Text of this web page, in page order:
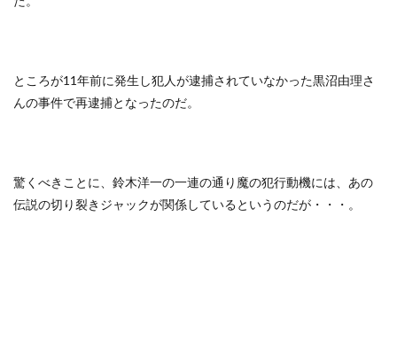
ところが11年前に発生し犯人が逮捕されていなかった黒沼由理さ
んの事件で再逮捕となったのだ。
驚くべきことに、鈴木洋一の一連の通り魔の犯行動機には、あの
伝説の切り裂きジャックが関係しているというのだが・・・。